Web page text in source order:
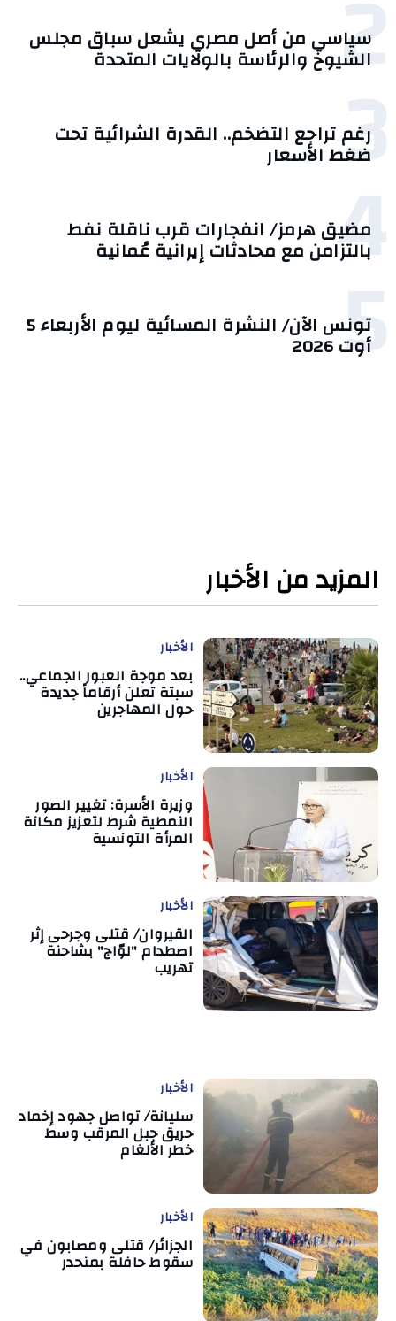
2
سياسي من أصل مصري يشعل سباق مجلس
الشيوخ والرئاسة بالولايات المتحدة
3
رغم تراجع التضخم.. القدرة الشرائية تحت
ضغط الأسعار
4
مضيق هرمز/ انفجارات قرب ناقلة نفط
بالتزامن مع محادثات إيرانية عُمانية
5 تونس الآن/ النشرة المسائية ليوم الأربعاء 5
أوت 2026
المزيد من الأخبار
الأخبار
بعد موجة العبور الجماعي..
سبتة تعلن أرقاماً جديدة
حول المهاجرين
الأخبار
وزيرة الأسرة: تغيير الصور
النمطية شرط لتعزيز مكانة
المرأة التونسية
الأخبار
القيروان/ قتلى وجرحى إثر
اصطدام "لوّاج" بشاحنة
تهريب
الأخبار
سليانة/ تواصل جهود إخماد
حريق جبل المرقب وسط
خطر الألغام
الأخبار
الجزائر/ قتلى ومصابون في
سقوط حافلة بمنحدر